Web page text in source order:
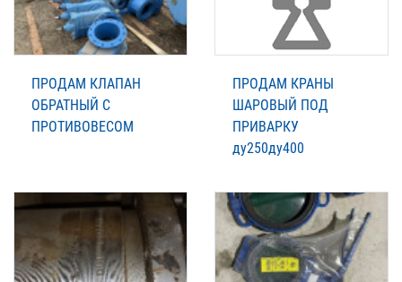
ПРОДАМ КЛАПАН
ОБРАТНЫЙ С
ПРОТИВОВЕСОМ
ПРОДАМ КРАНЫ
ШАРОВЫЙ ПОД
ПРИВАРКУ
ду250ду400